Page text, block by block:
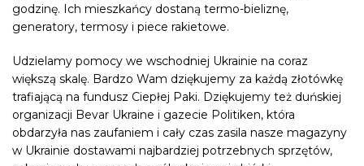
godzinę. Ich mieszkańcy dostaną termo-bieliznę,
generatory, termosy i piece rakietowe.
Udzielamy pomocy we wschodniej Ukrainie na coraz
większą skalę. Bardzo Wam dziękujemy za każdą złotówkę
trafiającą na fundusz Ciepłej Paki. Dziękujemy też duńskiej
organizacji Bevar Ukraine i gazecie Politiken, która
obdarzyła nas zaufaniem i cały czas zasila nasze magazyny
w Ukrainie dostawami najbardziej potrzebnych sprzętów,